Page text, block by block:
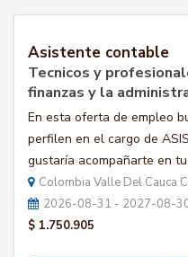
Asistente contable
Tecnicos y
finanzas y la
En esta oferta de empleo
perfilen en el cargo de
gustaría acompañarte en
Colombia Valle Del Cauca
2026-08-31 - 2027-08-
$ 1.750.905